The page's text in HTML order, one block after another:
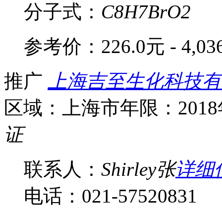
分子式： C8H7BrO2
参考价： 226.0元 -
推广
上海吉至生化科技
区域：上海市年限：
证
联系人： Shirley张详细
电话：021-57520831